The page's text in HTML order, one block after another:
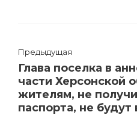
Предыдущая
Глава поселка в
части Херсонской
жителям, не
паспорта, не